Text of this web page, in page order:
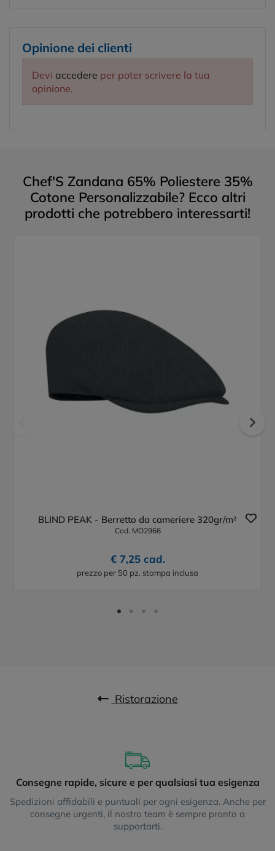
Opinione dei clienti
Devi accedere per poter scrivere la tua
opinione.
Chef'S Zandana 65% Poliestere 35%
Cotone Personalizzabile? Ecco altri
prodotti che potrebbero interessarti!
BLIND PEAK - Berretto da cameriere 320gr/m²
Cod. MO2966
€ 7,25 cad.
prezzo per 50 pz. stampa inclusa
Ristorazione
Consegne rapide, sicure e per qualsiasi tua esigenza
Spedizioni affidabili e puntuali per ogni esigenza. Anche per
consegne urgenti, il nostro team è sempre pronto a
supportarti.